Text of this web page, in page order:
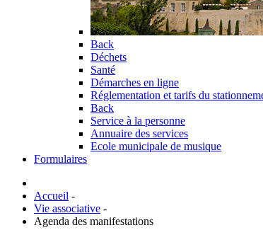
Back
Déchets
Santé
Démarches en ligne
Réglementation et tarifs du
Back
Service à la personne
Annuaire des services
Ecole municipale de musique
Formulaires
Accueil -
Vie associative -
Agenda des manifestations